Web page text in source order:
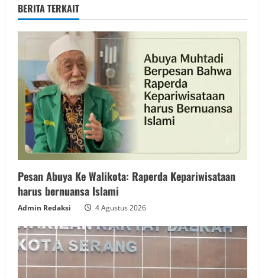
BERITA TERKAIT
Pesan Abuya Ke Walikota: Raperda Kepariwisataan
harus bernuansa Islami
Admin Redaksi 4 Agustus 2026